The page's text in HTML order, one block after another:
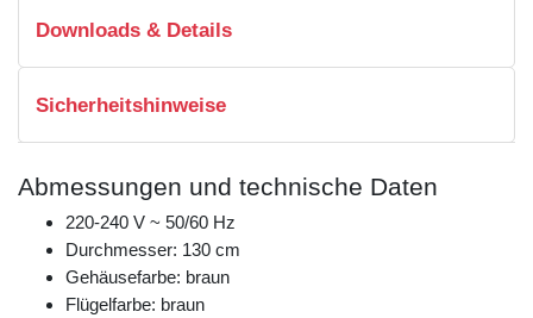
Downloads & Details
Sicherheitshinweise
Abmessungen und technische Daten
220-240 V ~ 50/60 Hz
Durchmesser: 130 cm
Gehäusefarbe: braun
Flügelfarbe: braun